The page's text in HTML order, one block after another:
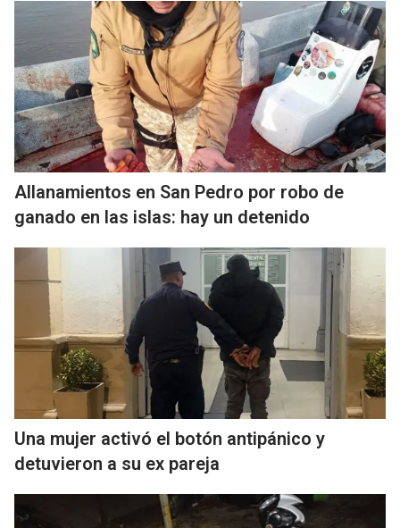
Allanamientos en San Pedro por robo de
ganado en las islas: hay un detenido
Una mujer activó el botón antipánico y
detuvieron a su ex pareja